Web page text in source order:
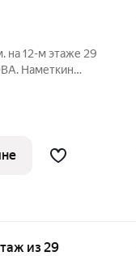
на 12-м этаже 29
Наметкин
Москвы.
из 29